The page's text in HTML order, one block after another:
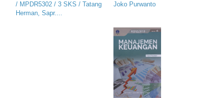
/ MPDR5302 / 3 SKS / Tatang
Herman, Sapr....
Joko Purwanto